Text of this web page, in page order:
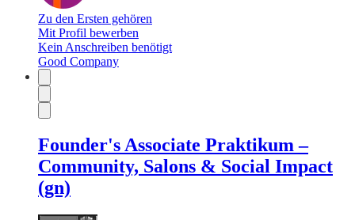
Zu den Ersten gehören
Mit Profil bewerben
Kein Anschreiben benötigt
Good Company
Founder's Associate Praktikum –
Community, Salons & Social Impact
(gn)